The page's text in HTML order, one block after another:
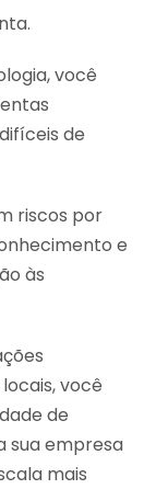
você
de
riscos por
e
às
você
de
sua empresa
mais